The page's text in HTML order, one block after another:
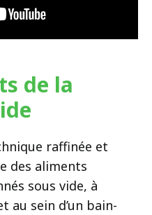
de la
raffinée et
des aliments
sous vide, à
sein d’un bain-